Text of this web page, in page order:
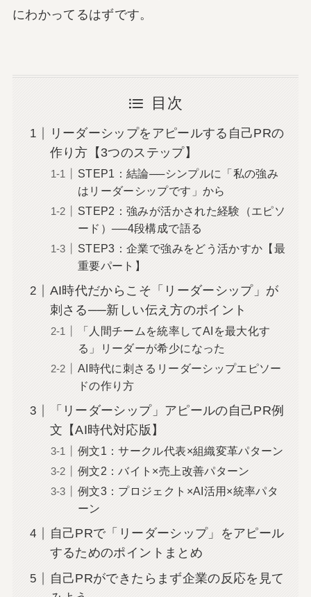
にわかってるはずです。
目次
リーダーシップをアピールする自己PRの
作り方【3つのステップ】
STEP1：結論──シンプルに「私の強み
はリーダーシップです」から
STEP2：強みが活かされた経験（エピソ
ード）──4段構成で語る
STEP3：企業で強みをどう活かすか【最
重要パート】
AI時代だからこそ「リーダーシップ」が
刺さる──新しい伝え方のポイント
「人間チームを統率してAIを最大化す
る」リーダーが希少になった
AI時代に刺さるリーダーシップエピソー
ドの作り方
「リーダーシップ」アピールの自己PR例
文【AI時代対応版】
例文1：サークル代表×組織変革パターン
例文2：バイト×売上改善パターン
例文3：プロジェクト×AI活用×統率パタ
ーン
自己PRで「リーダーシップ」をアピール
するためのポイントまとめ
自己PRができたらまず企業の反応を見て